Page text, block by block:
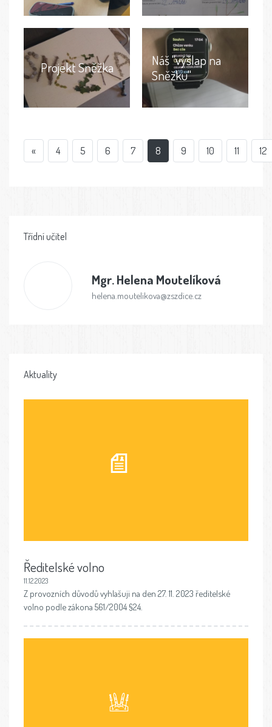
Projekt Sněžka
Náš "výšlap na
Sněžku"
« 4 5 6 7 8 9 10 11 12
Třídní učitel
Mgr.Helena Moutelíková
helena.moutelikova@zszdice.cz
Aktuality
Ředitelské volno
11.12.2023
Z provozních důvodů vyhlašuji na den 27. 11. 2023 ředitelské
volno podle zákona 561/2004 §24.